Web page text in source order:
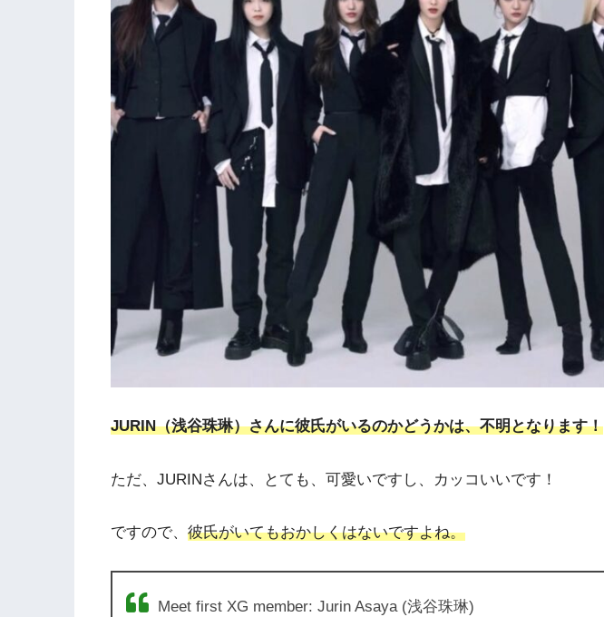
JURIN（浅谷珠琳）さんに彼氏がいるのかどうかは、不明となります！
ただ、JURINさんは、とても、可愛いですし、カッコいいです！
ですので、 彼氏がいてもおかしくはないですよね。
Meet first XG member: Jurin Asaya (浅谷珠琳)